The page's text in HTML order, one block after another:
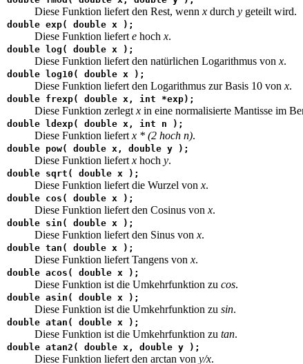
Diese Funktion liefert den Rest, wenn x durch y geteilt wird.
double exp( double x );
Diese Funktion liefert e hoch x.
double log( double x );
Diese Funktion liefert den natürlichen Logarithmus von x.
double log10( double x );
Diese Funktion liefert den Logarithmus zur Basis 10 von x.
double frexp( double x, int *exp);
Diese Funktion zerlegt x in eine normalisierte Mantisse im
double ldexp( double x, int n );
Diese Funktion liefert x * (2 hoch n).
double pow( double x, double y );
Diese Funktion liefert x hoch y.
double sqrt( double x );
Diese Funktion liefert die Wurzel von x.
double cos( double x );
Diese Funktion liefert den Cosinus von x.
double sin( double x );
Diese Funktion liefert den Sinus von x.
double tan( double x );
Diese Funktion liefert Tangens von x.
double acos( double x );
Diese Funktion ist die Umkehrfunktion zu cos.
double asin( double x );
Diese Funktion ist die Umkehrfunktion zu sin.
double atan( double x );
Diese Funktion ist die Umkehrfunktion zu tan.
double atan2( double x, double y );
Diese Funktion liefert den arctan von y/x.